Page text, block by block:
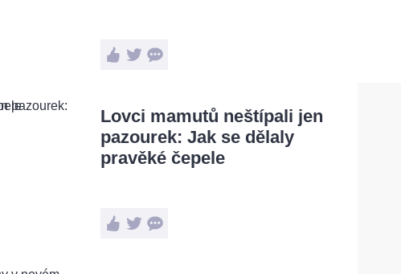
Lovci mamutů neštípali jen
pazourek: Jak se dělaly
pravěké čepele